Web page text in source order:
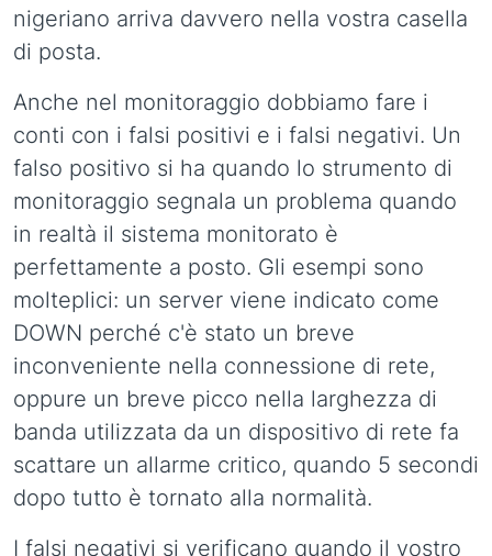
nigeriano arriva davvero nella vostra casella
di posta.
Anche nel monitoraggio dobbiamo fare i
conti con i falsi positivi e i falsi negativi. Un
falso positivo si ha quando lo strumento di
monitoraggio segnala un problema quando
in realtà il sistema monitorato è
perfettamente a posto. Gli esempi sono
molteplici: un server viene indicato come
DOWN perché c'è stato un breve
inconveniente nella connessione di rete,
oppure un breve picco nella larghezza di
banda utilizzata da un dispositivo di rete fa
scattare un allarme critico, quando 5 secondi
dopo tutto è tornato alla normalità.
I falsi negativi si verificano quando il vostro